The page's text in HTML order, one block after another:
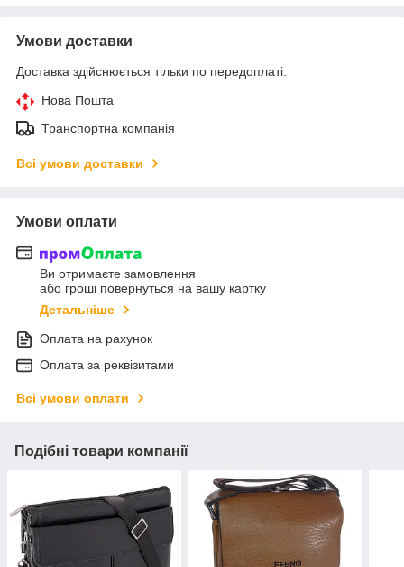
Умови доставки
Доставка здійснюється тільки по передоплаті.
Нова Пошта
Транспортна компанія
Всі умови доставки
Умови оплати
Ви отримаєте замовлення
або гроші повернуться на вашу картку
Детальніше
Оплата на рахунок
Оплата за реквізитами
Всі умови оплати
Подібні товари компанії